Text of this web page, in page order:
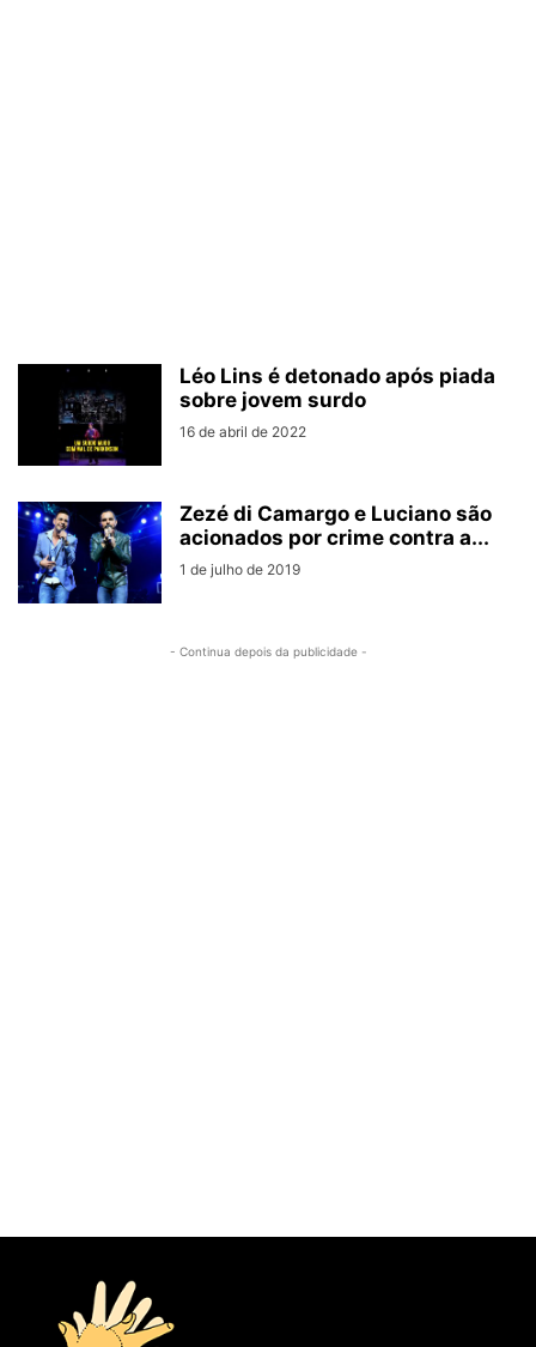
Léo Lins é detonado após piada
sobre jovem surdo
16 de abril de 2022
Zezé di Camargo e Luciano são
acionados por crime contra a...
1 de julho de 2019
- Continua depois da publicidade -